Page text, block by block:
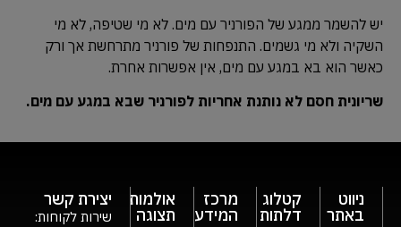
יש להשמר ממגע של הפורניר עם מים. לא מי שטיפה, לא מי
השקיה ולא מי גשמים. התנפחות של פורניר מתרחשת אך ורק
כאשר הוא בא במגע עם מים, אין אפשרות אחרת.
שריונית חסם לא נותנת אחריות לפורניר שבא במגע עם מים.
ניווט
באתר
קטלוג
דלתות
מרכז
המידע
אולמות
תצוגה
יצירת קשר
שירות לקוחות: